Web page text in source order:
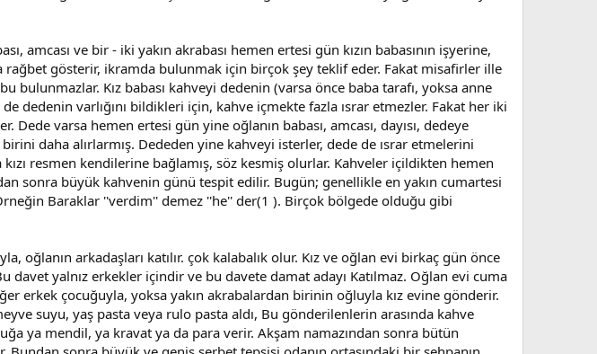
amcası ve bir - iki yakın akrabası hemen ertesi gün kızın babasının işyerine,
rağbet gösterir, ikramda bulunmak için birçok şey teklif eder. Fakat misafirler ille
bulunmazlar. Kız babası kahveyi dedenin (varsa önce baba tarafı, yoksa anne
varlığını bildikleri için, kahve içmekte fazla ısrar etmezler. Fakat her iki
varsa hemen ertesi gün yine oğlanın babası, amcası, dayısı, dedeye
daha alırlarmış. Dededen yine kahveyi isterler, dede de ısrar etmelerini
resmen kendilerine bağlamış, söz kesmiş olurlar. Kahveler içildikten hemen
sonra büyük kahvenin günü tespit edilir. Bugün; genellikle en yakın cumartesi
Baraklar ''verdim'' demez ''he'' der(1 ). Birçok bölgede olduğu gibi
oğlanın arkadaşları katılır. çok kalabalık olur. Kız ve oğlan evi birkaç gün önce
davet yalnız erkekler içindir ve bu davete damat adayı Katılmaz. Oğlan evi cuma
erkek çocuğuyla, yoksa yakın akrabalardan birinin oğluyla kız evine gönderir.
suyu, yaş pasta veya rulo pasta aldı, Bu gönderilenlerin arasında kahve
ya mendil, ya kravat ya da para verir. Akşam namazından sonra bütün